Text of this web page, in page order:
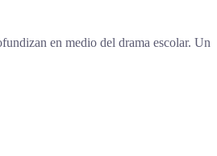
en medio del drama escolar. Un